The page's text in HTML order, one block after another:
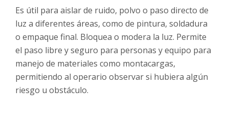
Es útil para aislar de ruido, polvo o paso directo de
luz a diferentes áreas, como de pintura, soldadura
o empaque final. Bloquea o modera la luz. Permite
el paso libre y seguro para personas y equipo para
manejo de materiales como montacargas,
permitiendo al operario observar si hubiera algún
riesgo u obstáculo.